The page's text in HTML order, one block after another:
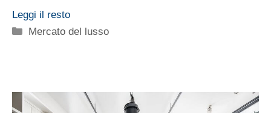
Leggi il resto
Categorie
Mercato del lusso